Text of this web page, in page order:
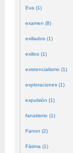
Eva (1)
examen (8)
exiliados (1)
exilios (1)
existencialismo (1)
exploraciones (1)
expulsión (1)
fanatismo (1)
Fanon (2)
Fátima (1)